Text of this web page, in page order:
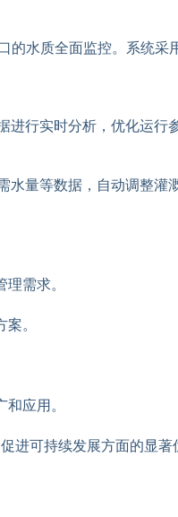
水质全面监控。系统
行实时分析，优化运行
量等数据，自动调整灌
需求。
。
应用。
可持续发展方面的显